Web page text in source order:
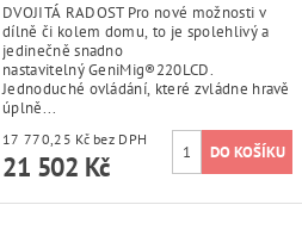
DVOJITÁ RADOST Pro nové možnosti v
dílně či kolem domu, to je spolehlivý a
jedinečně snadno
nastavitelný GeniMig®220LCD.
Jednoduché ovládání, které zvládne hravě
úplně...
17 770,25 Kč bez DPH
21 502 Kč